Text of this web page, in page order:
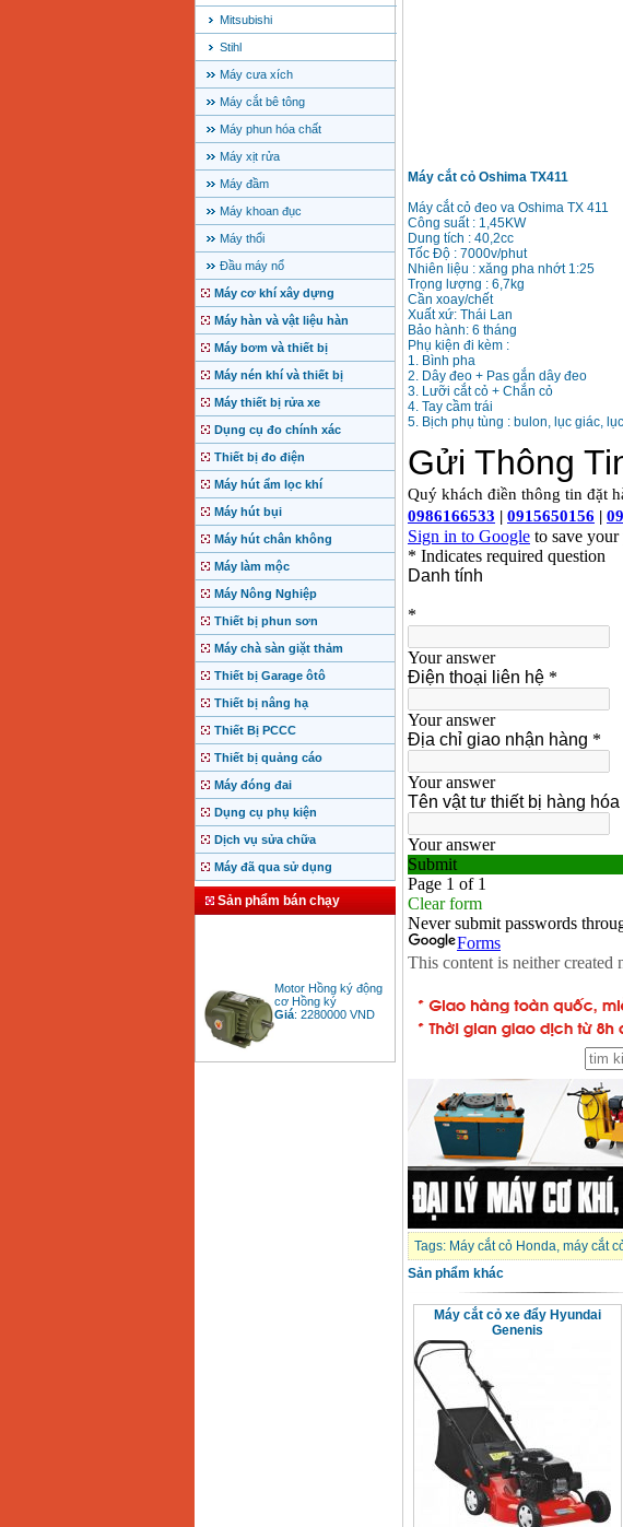
Mitsubishi
Stihl
Máy cưa xích
Máy cắt bê tông
Máy phun hóa chất
Máy xịt rửa
Máy đầm
Máy khoan đục
Máy thổi
Đầu máy nổ
Máy cơ khí xây dựng
Máy hàn và vật liệu hàn
Máy bơm và thiết bị
Máy nén khí và thiết bị
Máy thiết bị rửa xe
Dụng cụ đo chính xác
Thiết bị đo điện
Máy hút ẩm lọc khí
Máy hút bụi
Máy hút chân không
Máy làm mộc
Máy Nông Nghiệp
Thiết bị phun sơn
Máy chà sàn giặt thảm
Thiết bị Garage ôtô
Thiết bị nâng hạ
Thiết Bị PCCC
Thiết bị quảng cáo
Máy đóng đai
Dụng cụ phụ kiện
Dịch vụ sửa chữa
Máy đã qua sử dụng
Sản phẩm bán chạy
cơ Hồng ký
Giá:2280000
Máy cắt cỏ Oshima TX411
Máy cắt cỏ đeo va Oshima TX 411
Công suất : 1,45KW
Dung tích : 40,2cc
Tốc Độ : 7000v/phut
Nhiên liệu : xăng pha nhớt 1:25
Trọng lượng : 6,7kg
Cần xoay/chết
Xuất xứ: Thái Lan
Bảo hành: 6 tháng
Phụ kiện đi kèm :
1. Bình pha
2. Dây đeo + Pas gắn dây đeo
3. Lưỡi cắt cỏ + Chắn cỏ
4. Tay cầm trái
5. Bịch phụ tùng : bulon, lục giác,
Tags: Máy cắt cỏ Honda, máy cắt
Sản phẩm khác
Máy cắt cỏ xe đẩy Hyundai
Genenis